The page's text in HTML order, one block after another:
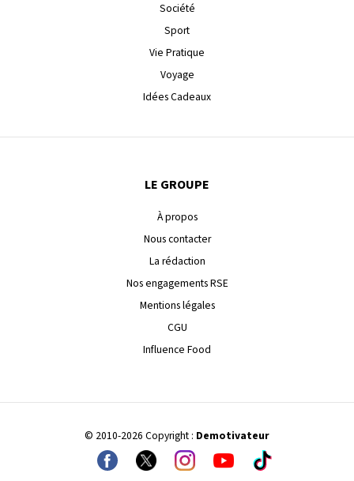
Société
Sport
Vie Pratique
Voyage
Idées Cadeaux
LE GROUPE
À propos
Nous contacter
La rédaction
Nos engagements RSE
Mentions légales
CGU
Influence Food
© 2010-2026 Copyright : Demotivateur